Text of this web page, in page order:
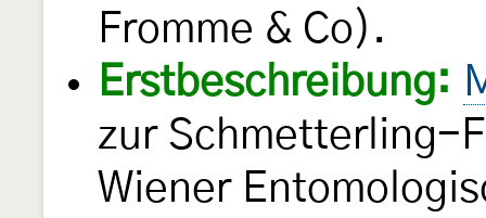
Fromme & Co).
Erstbeschreibung:
zur Schmetterling-
Wiener